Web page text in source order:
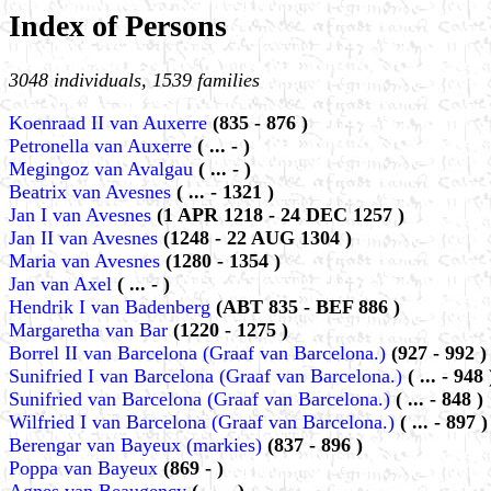
Index of Persons
3048 individuals, 1539 families
Koenraad II van Auxerre(835 - 876 )
Petronella van Auxerre ( ... - )
Megingoz van Avalgau ( ... - )
Beatrix van Avesnes ( ... - 1321 )
Jan I van Avesnes (1 APR 1218 - 24 DEC 1257 )
Jan II van Avesnes (1248 - 22 AUG 1304 )
Maria van Avesnes (1280 - 1354 )
Jan van Axel ( ... - )
Hendrik I van Badenberg (ABT 835 - BEF 886 )
Margaretha van Bar (1220 - 1275 )
Borrel II van Barcelona (Graaf van Barcelona.) (927 - 992 )
Sunifried I van Barcelona (Graaf van Barcelona.) ( ... - 948
Sunifried van Barcelona (Graaf van Barcelona.) ( ... - 848 )
Wilfried I van Barcelona (Graaf van Barcelona.) ( ... - 897 )
Berengar van Bayeux (markies) (837 - 896 )
Poppa van Bayeux (869 - )